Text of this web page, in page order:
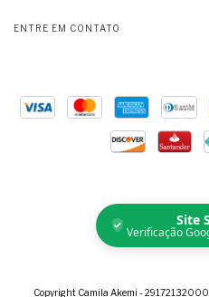
ENTRE EM CONTATO
Site
Verificação
Copyright Camila Akemi -